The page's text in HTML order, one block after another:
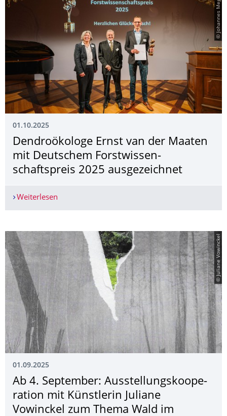
© Johannes Meger
01.10.2025
Dendroökologe Ernst van der Maaten
mit Deutschem Forstwissen­
schaftspreis 2025 ausgezeichnet
Weiterlesen
© Juliane Vowinckel
01.09.2025
Ab 4. September: Ausstellungskoope­
ration mit Künstlerin Juliane
Vowinckel zum Thema Wald im